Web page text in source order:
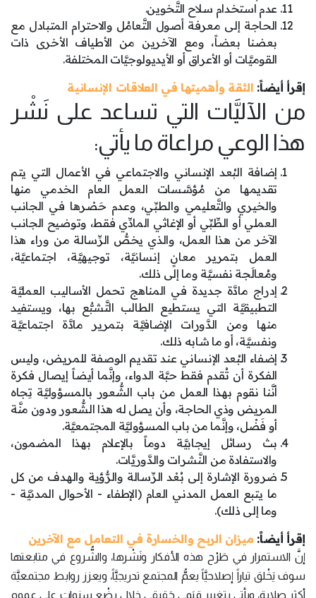
عدم استخدام سلاح التَّخوين.
الحاجة إلى معرفة أصول التَّعامُل والاحترام المتبادل مع
بعضنا بعضاً، ومع الآخرين من الأطياف الأخرى ذات
القوميَّات أو الأعراق أو الأيديولوجيَّات المختلفة.
إقرأ أيضاً: الثقة وأهميتها في العلاقات الإنسانية
من الآليَّات التي تساعد على نَشْر
هذا الوعي مراعاة ما يأتي:
إضافة البُعد الإنساني والاجتماعي في الأعمال التي يتم
تقديمها من مُؤسَّسات العمل العام الخدمي منها
والخيري والتَّعليمي والطبِّي، وعدم حَصْرها في الجانب
العملي أو الطِّبِّي أو الإغاثي المادِّي فقط، وتوضيح الجانب
الآخر من هذا العمل، والذي يخصُّ الرِّسالة من وراء هذا
العمل بتمرير معانٍ إنسانيَّة، توجيهيَّة، اجتماعيَّة،
ومُعالَجة نفسيَّة وما إلى ذلك.
إدراج مادَّة جديدة في المناهج تحمل الأساليب العمليَّة
التطبيقيَّة التي يستطيع الطالب التَّشبُّع بها، ويستفيد
منها ومن الدَّورات الإضافيَّة بتمرير مادَّة اجتماعيَّة
ونفسيَّة، أو ما شابه ذلك.
إضفاء البُعد الإنساني عند تقديم الوصفة للمريض، وليس
الفكرة أن تُقدم فقط حبَّة الدواء، وإنَّما أيضاً إيصال فكرة
أنَّنا نقوم بهذا العمل من باب الشُّعور بالمسؤوليَّة تِجاه
المريض وذي الحاجة، وأن يصل له هذا الشُّعور ودون منَّة
أو فَضْل، وإنَّما من باب المسؤوليَّة المجتمعيَّة.
بث رسائل إيجابيَّة دوماً بالإعلام بهذا المضمون،
والاستفادة من النَّشرات والدَّوريَّات.
ضرورة الإشارة إلى بُعْد الرِّسالة والرُّؤية والهدف من كل
ما يتبع العمل المدني العام (الإطفاء - الأحوال المدنيَّة -
وما إلى ذلك).
إقرأ أيضاً: ميزان الربح والخسارة في التعامل مع الآخرين
إنَّ الاستمرار في طَرْح هذه الأفكار ونَشْرها، والشُّروع في متابعتها
سوف يَخْلق تياراً إصلاحيَّاً يعمُّ المجتمع تدريجيَّاً، ويعزز روابط مجتمعيَّة
أكثر صلابة، ويأتي بتغيير قِيَمِي حَقيقِي خلال بِضْع سنوات على عموم